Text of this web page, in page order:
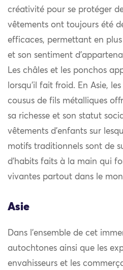
créativité pour se protéger
vêtements ont toujours été
efficaces, permettant en
et son sentiment
Les châles et les ponchos
lorsqu’il fait froid. En Asie,
cousus de fils métalliques
sa richesse et son statut
vêtements d’enfants sur
motifs traditionnels sont de
d’habits faits à la main qui
vivantes partout dans le
Asie
Dans l’ensemble de cet
autochtones ainsi que les
envahisseurs et les